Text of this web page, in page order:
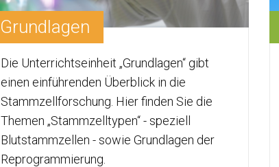
Grundlagen
Die Unterrichtseinheit „Grundlagen“ gibt
einen einführenden Überblick in die
Stammzellforschung. Hier finden Sie die
Themen „Stammzelltypen“ - speziell
Blutstammzellen - sowie Grundlagen der
Reprogrammierung.